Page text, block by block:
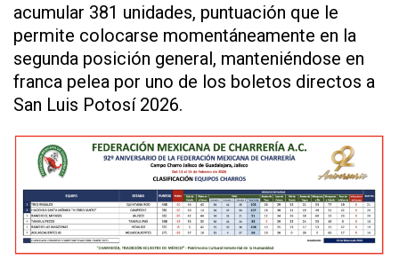
acumular 381 unidades, puntuación que le
permite colocarse momentáneamente en la
segunda posición general, manteniéndose en
franca pelea por uno de los boletos directos a
San Luis Potosí 2026.